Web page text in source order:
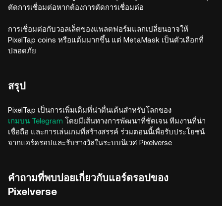
ตัดการเชื่อมต่อหากต้องการตัดการเชื่อมต่อ
การเชื่อมต่อกับวอลเล็ตของแพลตฟอร์มแลกเปลี่ยนอาจให้
PixelTap coins หรือแต้มมากขึ้น แต่ MetaMask เป็นตัวเลือกที่
ปลอดภัย
สรุป
PixelTap เป็นการเพิ่มเติมที่น่าตื่นเต้นสำหรับโลกของ
เกมบน Telegram โดยมีเส้นทางการพัฒนาที่ชัดเจน ทีมงานที่น่า
เชื่อถือ และการเล่นเกมที่สร้างสรรค์ ร่วมตอนนี้เพื่อรับประโยชน์
จากแอร์ดรอปและรับรางวัลในระบบนิเวศ Pixelverse
คำถามที่พบบ่อยเกี่ยวกับแอร์ดรอปของ
Pixelverse